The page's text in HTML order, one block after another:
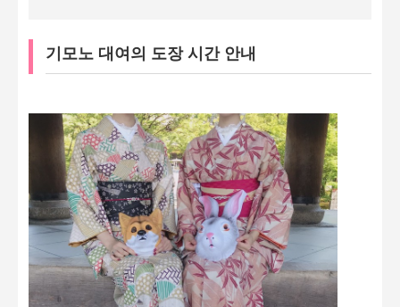
기모노 대여의 도장 시간 안내